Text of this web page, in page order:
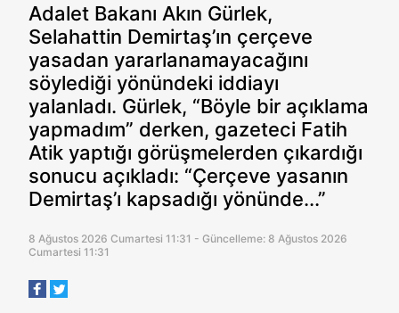
Adalet Bakanı Akın Gürlek,
Selahattin Demirtaş’ın çerçeve
yasadan yararlanamayacağını
söylediği yönündeki iddiayı
yalanladı. Gürlek, “Böyle bir açıklama
yapmadım” derken, gazeteci Fatih
Atik yaptığı görüşmelerden çıkardığı
sonucu açıkladı: “Çerçeve yasanın
Demirtaş’ı kapsadığı yönünde...”
8 Ağustos 2026 Cumartesi 11:31 - Güncelleme: 8 Ağustos 2026
Cumartesi 11:31